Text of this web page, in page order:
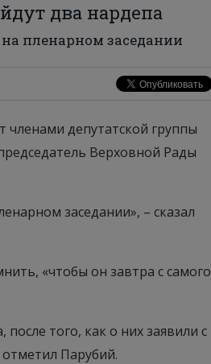
два нардепа
пленарном заседании
членами депутатской группы
Верховной Рады
заседании», – сказал
«чтобы он завтра с самого
того, как о них заявили с
Парубий.